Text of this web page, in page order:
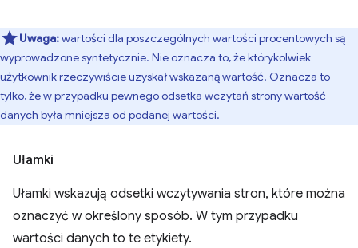
Uwaga:wartości dla poszczególnych wartości procentowych są
wyprowadzone syntetycznie. Nie oznacza to, że którykolwiek
użytkownik rzeczywiście uzyskał wskazaną wartość. Oznacza to
tylko, że w przypadku pewnego odsetka wczytań strony wartość
danych była mniejsza od podanej wartości.
Ułamki
Ułamki wskazują odsetki wczytywania stron, które można
oznaczyć w określony sposób. W tym przypadku
wartości danych to te etykiety.